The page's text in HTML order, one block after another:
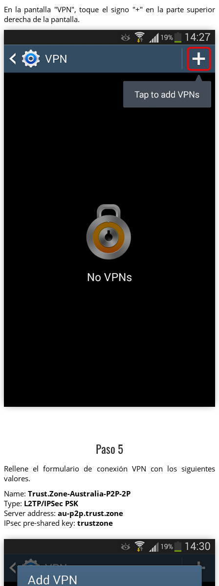
En la pantalla "VPN", toque el signo "+" en la parte superior
derecha de la pantalla.
Paso 5
Rellene el formulario de conexión VPN con los siguientes
valores.
Name: Trust.Zone-Australia-P2P-2P
Type: L2TP/IPSec PSK
Server address: au-p2p.trust.zone
IPsec pre-shared key: trustzone